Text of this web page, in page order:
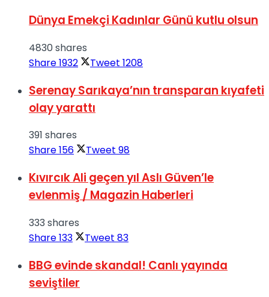
Dünya Emekçi Kadınlar Günü kutlu olsun
4830 shares
Share1932 Tweet 1208
Serenay Sarıkaya’nın transparan kıyafeti
olay yarattı
391 shares
Share156 Tweet 98
Kıvırcık Ali geçen yıl Aslı Güven’le
evlenmiş / Magazin Haberleri
333 shares
Share133 Tweet 83
BBG evinde skandal! Canlı yayında
seviştiler